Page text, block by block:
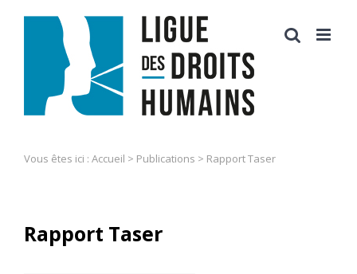
Vous êtes ici : Accueil > Publications > Rapport Taser
Rapport Taser